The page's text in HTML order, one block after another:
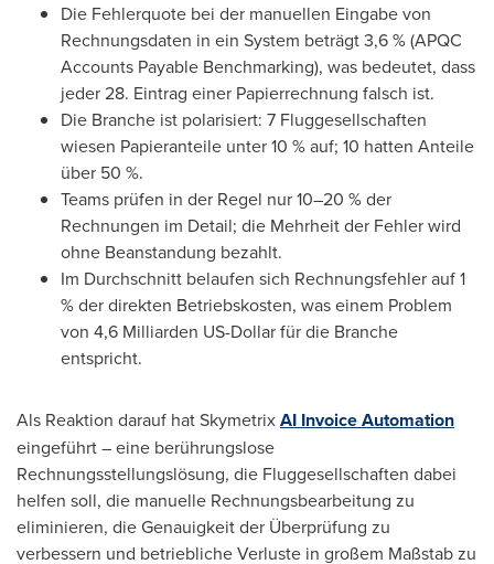
Die Fehlerquote bei der manuellen Eingabe von
Rechnungsdaten in ein System beträgt 3,6 % (APQC
Accounts Payable Benchmarking), was bedeutet, dass
jeder 28. Eintrag einer Papierrechnung falsch ist.
Die Branche ist polarisiert: 7 Fluggesellschaften
wiesen Papieranteile unter 10 % auf; 10 hatten Anteile
über 50 %.
Teams prüfen in der Regel nur 10–20 % der
Rechnungen im Detail; die Mehrheit der Fehler wird
ohne Beanstandung bezahlt.
Im Durchschnitt belaufen sich Rechnungsfehler auf 1
% der direkten Betriebskosten, was einem Problem
von 4,6 Milliarden US-Dollar für die Branche
entspricht.
Als Reaktion darauf hat SkymetrixAI Invoice Automation
eingeführt – eine berührungslose
Rechnungsstellungslösung, die Fluggesellschaften dabei
helfen soll, die manuelle Rechnungsbearbeitung zu
eliminieren, die Genauigkeit der Überprüfung zu
verbessern und betriebliche Verluste in großem Maßstab zu